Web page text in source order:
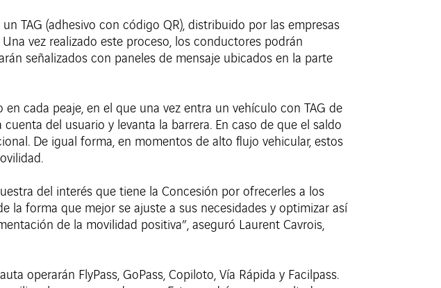
TAG (adhesivo con código QR), distribuido por las empresas
vez realizado este proceso, los conductores podrán
señalizados con paneles de mensaje ubicados en la parte
cada peaje, en el que una vez entra un vehículo con TAG de
del usuario y levanta la barrera. En caso de que el saldo
De igual forma, en momentos de alto flujo vehicular, estos
del interés que tiene la Concesión por ofrecerles a los
la forma que mejor se ajuste a sus necesidades y optimizar así
de la movilidad positiva”, aseguró Laurent Cavrois,
operarán FlyPass, GoPass, Copiloto, Vía Rápida y Facilpass.